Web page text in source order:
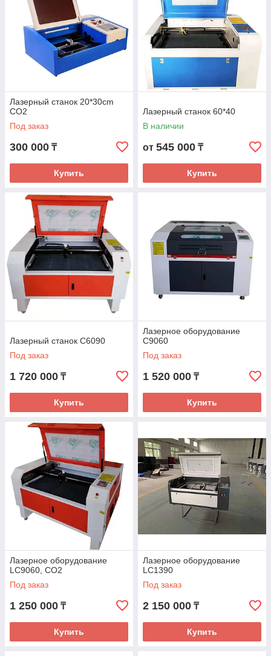
Лазерный станок 20*30cm
CO2
Под заказ
300 000 ₸
Купить
Лазерный станок 60*40
В наличии
от 545 000 ₸
Купить
Лазерный станок C6090
Под заказ
1 720 000 ₸
Купить
Лазерное оборудование
C9060
Под заказ
1 520 000 ₸
Купить
Лазерное оборудование
LC9060, CO2
Под заказ
1 250 000 ₸
Купить
Лазерное оборудование
LC1390
Под заказ
2 150 000 ₸
Купить